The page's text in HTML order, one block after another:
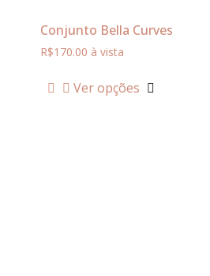
Conjunto Bella Curves
R$170.00 à vista
Ver opções